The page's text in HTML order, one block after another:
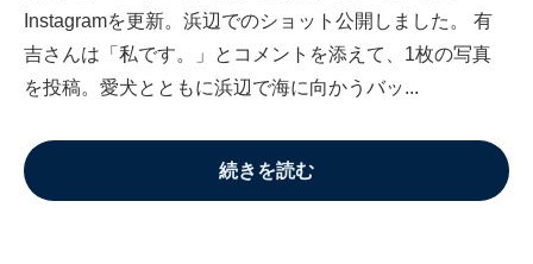
Instagramを更新。浜辺でのショット公開しました。 有
吉さんは「私です。」とコメントを添えて、1枚の写真
を投稿。愛犬とともに浜辺で海に向かうバッ...
続きを読む